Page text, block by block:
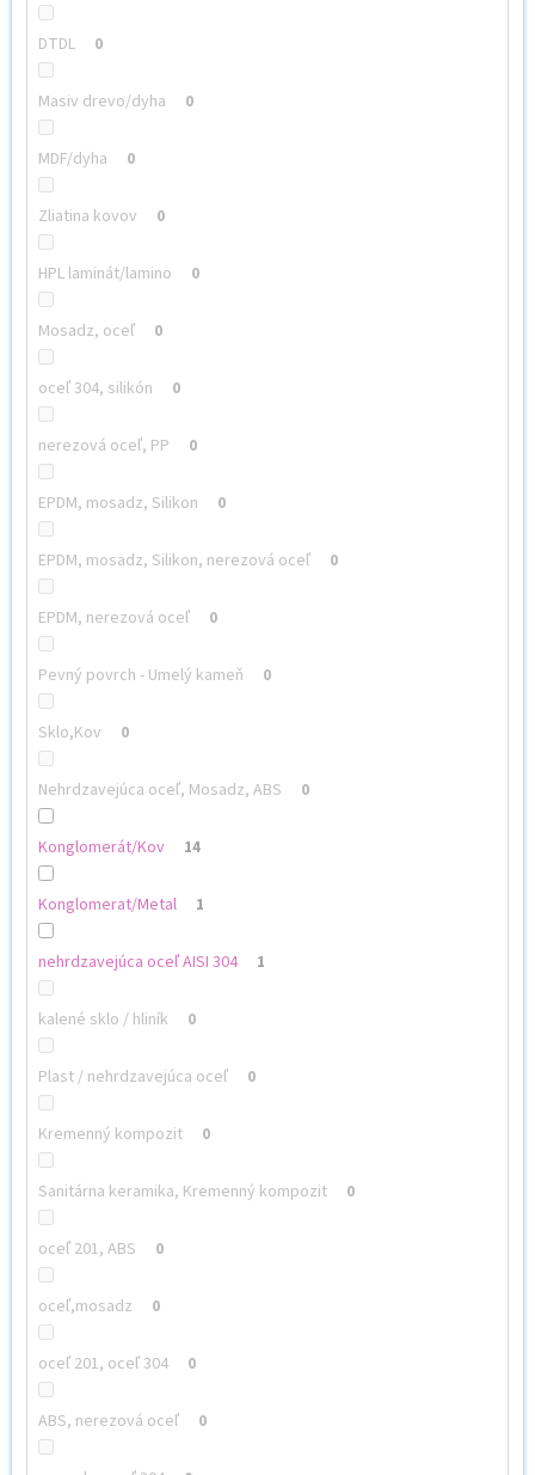
DTDL 0
Masiv drevo/dyha 0
MDF/dyha 0
Zliatina kovov 0
HPL laminát/lamino 0
Mosadz, oceľ 0
oceľ 304, silikón 0
nerezová oceľ, PP 0
EPDM, mosadz, Silikon 0
EPDM, mosadz, Silikon, nerezová oceľ 0
EPDM, nerezová oceľ 0
Pevný povrch - Umelý kameň 0
Sklo,Kov 0
Nehrdzavejúca oceľ, Mosadz, ABS 0
Konglomerát/Kov 14
Konglomerat/Metal 1
nehrdzavejúca oceľ AISI 304 1
kalené sklo / hliník 0
Plast / nehrdzavejúca oceľ 0
Kremenný kompozit 0
Sanitárna keramika, Kremenný kompozit 0
oceľ 201, ABS 0
oceľ,mosadz 0
oceľ 201, oceľ 304 0
ABS, nerezová oceľ 0